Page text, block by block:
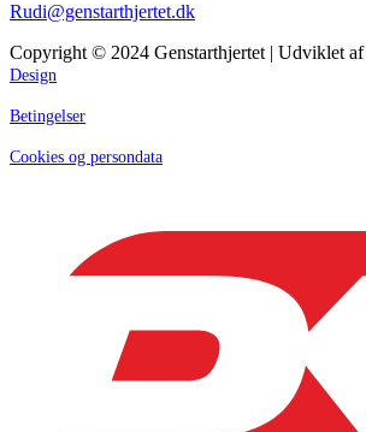
Rudi@genstarthjertet.dk
Copyright © 2024 Genstarthjertet | Udviklet af
Design
Betingelser
Cookies og persondata